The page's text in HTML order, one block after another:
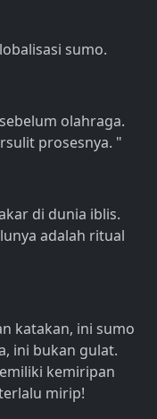
sumo.
olahraga.
prosesnya. "
di dunia iblis.
adalah ritual
katakan, ini sumo
ini bukan gulat.
kemiripan
mirip!